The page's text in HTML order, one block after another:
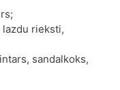
lazdu rieksti,
sandalkoks,